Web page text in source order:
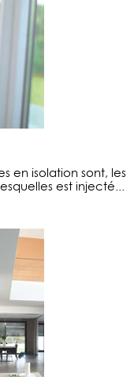
en isolation sont, les
est injecté...